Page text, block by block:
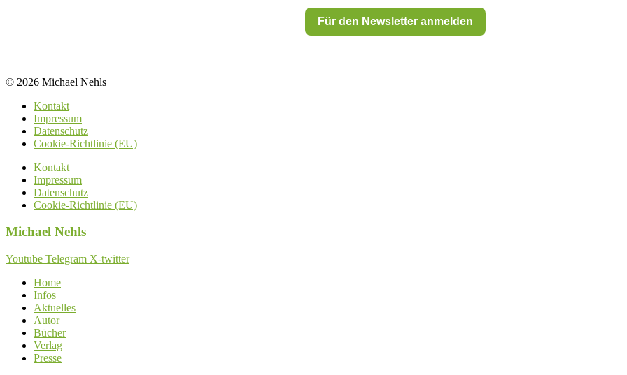
Für den Newsletter anmelden
© 2026 Michael Nehls
Kontakt
Impressum
Datenschutz
Cookie-Richtlinie (EU)
Kontakt
Impressum
Datenschutz
Cookie-Richtlinie (EU)
Michael Nehls
Youtube Telegram X-twitter
Home
Infos
Aktuelles
Autor
Bücher
Verlag
Presse